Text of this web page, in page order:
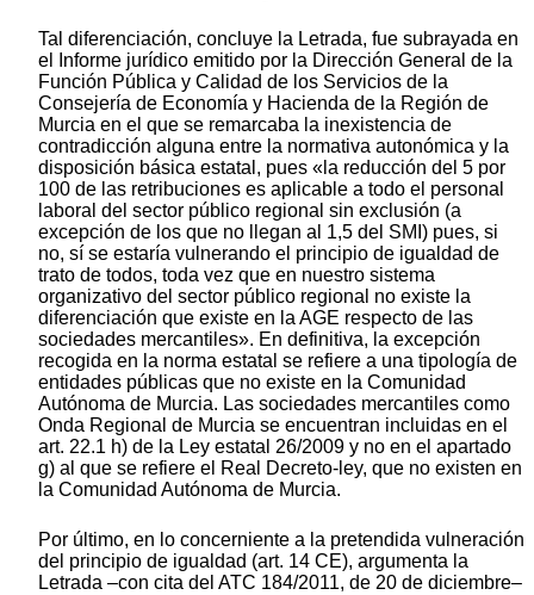
Tal diferenciación, concluye la Letrada, fue subrayada en
el Informe jurídico emitido por la Dirección General de la
Función Pública y Calidad de los Servicios de la
Consejería de Economía y Hacienda de la Región de
Murcia en el que se remarcaba la inexistencia de
contradicción alguna entre la normativa autonómica y la
disposición básica estatal, pues «la reducción del 5 por
100 de las retribuciones es aplicable a todo el personal
laboral del sector público regional sin exclusión (a
excepción de los que no llegan al 1,5 del SMI) pues, si
no, sí se estaría vulnerando el principio de igualdad de
trato de todos, toda vez que en nuestro sistema
organizativo del sector público regional no existe la
diferenciación que existe en la AGE respecto de las
sociedades mercantiles». En definitiva, la excepción
recogida en la norma estatal se refiere a una tipología de
entidades públicas que no existe en la Comunidad
Autónoma de Murcia. Las sociedades mercantiles como
Onda Regional de Murcia se encuentran incluidas en el
art. 22.1 h) de la Ley estatal 26/2009 y no en el apartado
g) al que se refiere el Real Decreto-ley, que no existen en
la Comunidad Autónoma de Murcia.
Por último, en lo concerniente a la pretendida vulneración
del principio de igualdad (art. 14 CE), argumenta la
Letrada –con cita del ATC 184/2011, de 20 de diciembre–